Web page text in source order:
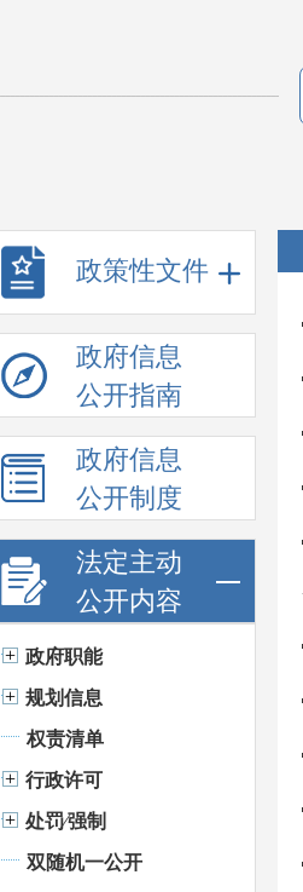
政策性文件
政府信息
公开指南
政府信息
公开制度
法定主动
公开内容
政府职能
规划信息
权责清单
行政许可
处罚⁄强制
双随机一公开